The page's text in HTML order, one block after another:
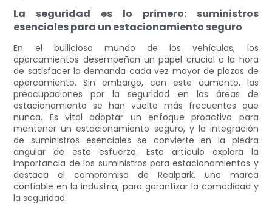
La seguridad es lo primero: suministros
esenciales para un estacionamiento seguro
En el bullicioso mundo de los vehículos, los
aparcamientos desempeñan un papel crucial a la hora
de satisfacer la demanda cada vez mayor de plazas de
aparcamiento. Sin embargo, con este aumento, las
preocupaciones por la seguridad en las áreas de
estacionamiento se han vuelto más frecuentes que
nunca. Es vital adoptar un enfoque proactivo para
mantener un estacionamiento seguro, y la integración
de suministros esenciales se convierte en la piedra
angular de este esfuerzo. Este artículo explora la
importancia de los suministros para estacionamientos y
destaca el compromiso de Realpark, una marca
confiable en la industria, para garantizar la comodidad y
la seguridad.